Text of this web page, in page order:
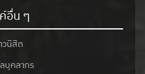
อื่น ๆ
วนิสิต
บุคลากร